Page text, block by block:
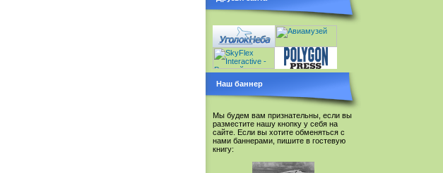
Наш баннер
Мы будем вам признательны, если вы
разместите нашу кнопку у себя на
сайте. Если вы хотите обменяться с
нами баннерами, пишите в гостевую
книгу: